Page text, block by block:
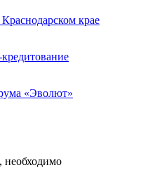
крае
«Эволют»
необходимо